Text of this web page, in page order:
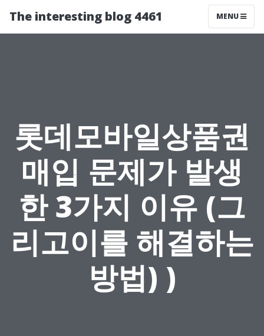
The interesting blog 4461 MENU
롯데모바일상품권
매입 문제가 발생
한 3가지 이유 (그
리고이를 해결하는
방법) )